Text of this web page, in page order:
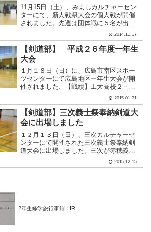
11月15日（土）、みよしカルチャーセン
ターにて、新人戦県大会の個人戦が開催
されました。先週は団体戦に５名が出場
しましたが、今回は本校からは、今田、
岡田、大月の各選手が出場しました。＜
戦績＞今田選手 ２－０ 庄原格致高校
選手 〃 ０－１.....
2014.11.17
【剣道部】 平成２６年度一年生
大会
１月１８日（日）に、広島市南区スポー
ツセンターにて広島地区一年生大会が開
催されました。【戦績】工大高校２－１
宮島工業高校工大高校１－２舟入高校結
果は、目標としていたところには及ば
ず、また、２回戦目の試合の状況には悔
しさも滲むものでありました.....
2015.01.21
【剣道部】三次義士祭奉納剣道大
会に出場しました
１２月１３日（日）、三次カルチャーセ
ンターにて開催された三次義士祭奉納剣
道大会に出場しました。三次が赤穂義士
ゆかりの地（赤穂藩主浅野長矩の正室が
三次藩出身）であることを記念した伝統
2015.12.15
2年生修学旅行事前LHR